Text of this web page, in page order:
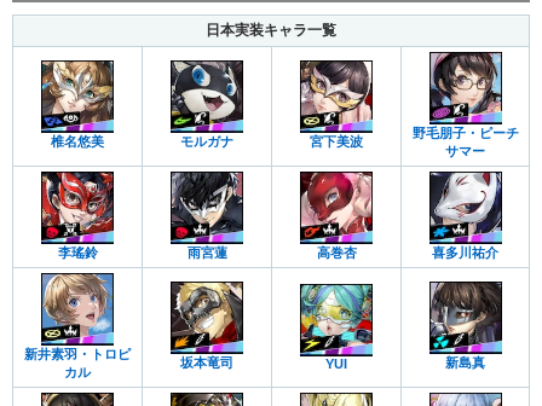
日本実装キャラ一覧
椎名悠美 モルガナ 宮下美波
野毛朋子・ピーチ
サマー
李瑤鈴 雨宮蓮 高巻杏 喜多川祐介
新井素羽・トロピ
カル
坂本竜司 YUI 新島真